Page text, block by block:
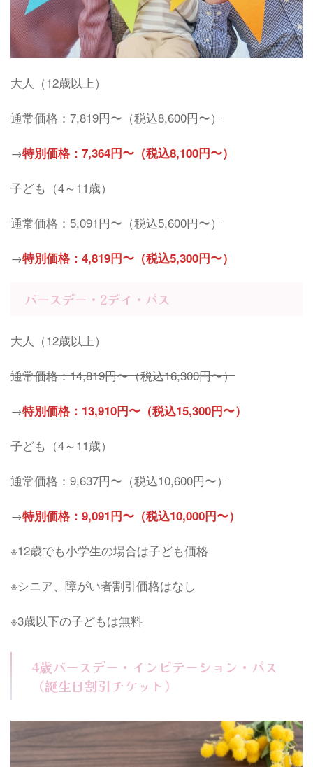
大人（12歳以上）
通常価格：7,819円〜（税込8,600円〜）
→特別価格：7,364円〜（税込8,100円〜）
子ども（4～11歳）
通常価格：5,091円〜（税込5,600円〜）
→特別価格：4,819円〜（税込5,300円〜）
バースデー・2デイ・パス
大人（12歳以上）
通常価格：14,819円〜（税込16,300円〜）
→特別価格：13,910円〜（税込15,300円〜）
子ども（4～11歳）
通常価格：9,637円〜（税込10,600円〜）
→特別価格：9,091円〜（税込10,000円〜）
※12歳でも小学生の場合は子ども価格
※シニア、障がい者割引価格はなし
※3歳以下の子どもは無料
4歳バースデー・インビテーション・パス
（誕生日割引チケット）